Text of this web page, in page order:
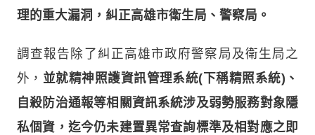
理的重大漏洞，糾正高雄市衛生局、警察局。
調查報告除了糾正高雄市政府警察局及衛生局之
外， 並就精神照護資訊管理系統(下稱精照系統)、
自殺防治通報等相關資訊系統涉及弱勢服務對象隱
私個資，迄今仍未建置異常查詢標準及相對應之即